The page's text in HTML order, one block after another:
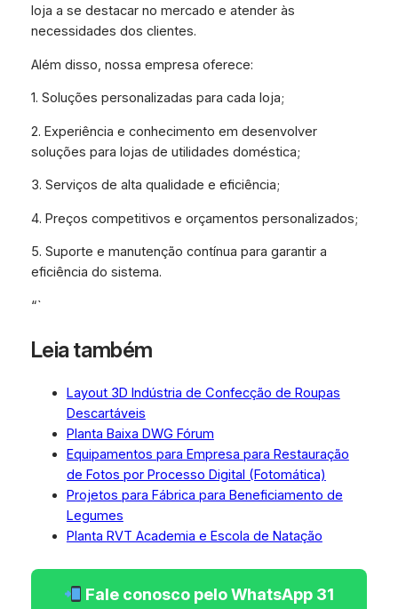
loja a se destacar no mercado e atender às
necessidades dos clientes.
Além disso, nossa empresa oferece:
1. Soluções personalizadas para cada loja;
2. Experiência e conhecimento em desenvolver
soluções para lojas de utilidades doméstica;
3. Serviços de alta qualidade e eficiência;
4. Preços competitivos e orçamentos personalizados;
5. Suporte e manutenção contínua para garantir a
eficiência do sistema.
“`
Leia também
Layout 3D Indústria de Confecção de Roupas
Descartáveis
Planta Baixa DWG Fórum
Equipamentos para Empresa para Restauração
de Fotos por Processo Digital (Fotomática)
Projetos para Fábrica para Beneficiamento de
Legumes
Planta RVT Academia e Escola de Natação
Fale conosco pelo WhatsApp 31